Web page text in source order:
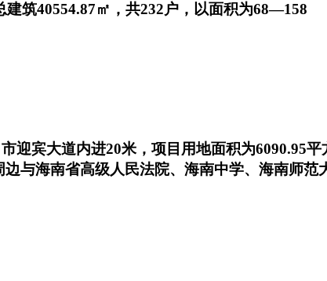
建筑40554.87㎡，共232户，以面积为68—158
迎宾大道内进20米，项目用地面积为6090.95
与海南省高级人民法院、海南中学、海南师范